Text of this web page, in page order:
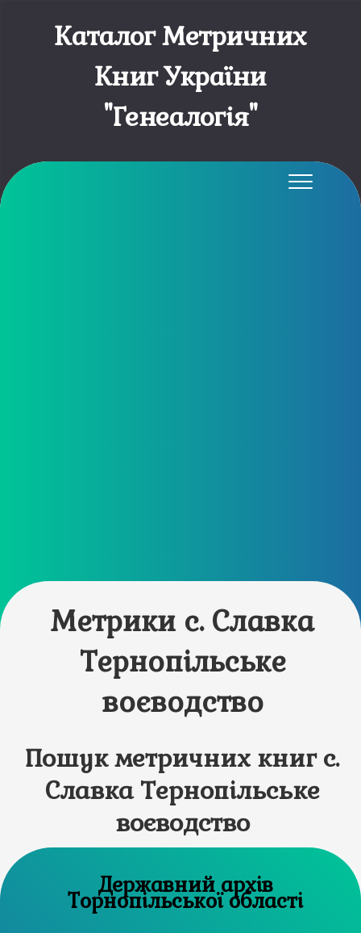
Каталог Метричних
Книг України
"Генеалогія"
Метрики с. Славка
Тернопільське
воєводство
Пошук метричних книг с.
Славка Тернопільське
воєводство
Державний архів
Торнопільської області